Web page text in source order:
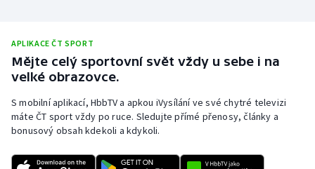
APLIKACE ČT SPORT
Mějte celý sportovní svět vždy u sebe i na
velké obrazovce.
S mobilní aplikací, HbbTV a apkou iVysílání ve své chytré televizi
máte ČT sport vždy po ruce. Sledujte přímé přenosy, články a
bonusový obsah kdekoli a kdykoli.